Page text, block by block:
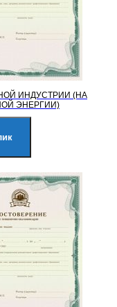
ИНДУСТРИИ (НА
ЭНЕРГИИ)